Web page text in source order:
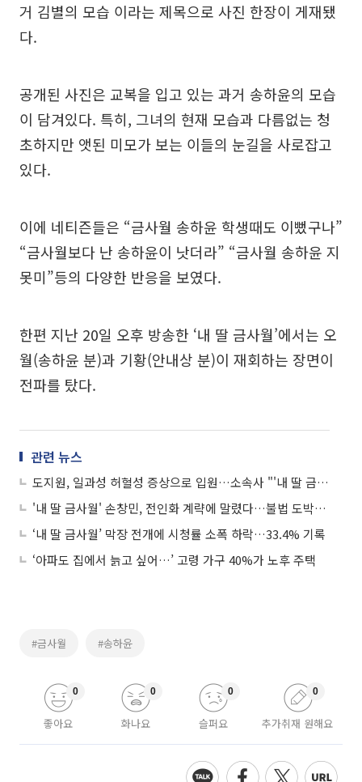
거 김별의 모습 이라는 제목으로 사진 한장이 게재됐
다.
공개된 사진은 교복을 입고 있는 과거 송하윤의 모습
이 담겨있다. 특히, 그녀의 현재 모습과 다름없는 청
초하지만 앳된 미모가 보는 이들의 눈길을 사로잡고
있다.
이에 네티즌들은 “금사월 송하윤 학생때도 이뻤구나”
“금사월보다 난 송하윤이 낫더라” “금사월 송하윤 지
못미”등의 다양한 반응을 보였다.
한편 지난 20일 오후 방송한 ‘내 딸 금사월’에서는 오
월(송하윤 분)과 기황(안내상 분)이 재회하는 장면이
전파를 탔다.
관련 뉴스
도지원, 일과성 허혈성 증상으로 입원…소속사 "'내 딸 금사월' 방송에는 지장 없을 것"(공식입장)
'내 딸 금사월' 손창민, 전인화 계략에 말렸다…불법 도박으로 체포
‘내 딸 금사월’ 막장 전개에 시청률 소폭 하락…33.4% 기록
‘아파도 집에서 늙고 싶어…’ 고령 가구 40%가 노후 주택
#금사월 #송하윤
좋아요
0
화나요
0
슬퍼요
0
추가취재 원해요
0